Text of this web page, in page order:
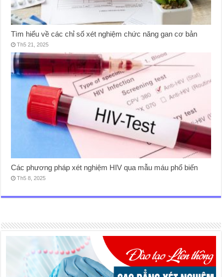
Tìm hiểu về các chỉ số xét nghiệm chức năng gan cơ bản
Th5 21, 2025
Các phương pháp xét nghiệm HIV qua mẫu máu phổ biến
Th5 8, 2025